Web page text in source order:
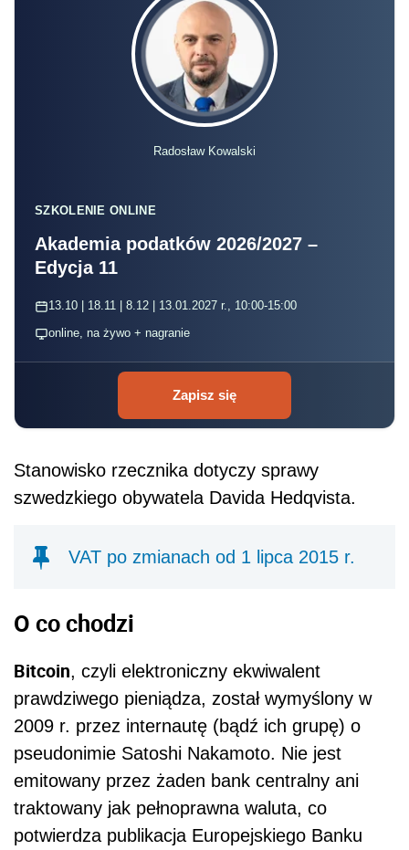
Radosław Kowalski
SZKOLENIE ONLINE
Akademia podatków 2026/2027 –
Edycja 11
13.10 | 18.11 | 8.12 | 13.01.2027 r., 10:00-15:00
online, na żywo + nagranie
Zapisz się
Stanowisko rzecznika dotyczy sprawy
szwedzkiego obywatela Davida Hedqvista.
VAT po zmianach od 1 lipca 2015 r.
O co chodzi
Bitcoin, czyli elektroniczny ekwiwalent
prawdziwego pieniądza, został wymyślony w
2009 r. przez internautę (bądź ich grupę) o
pseudonimie Satoshi Nakamoto. Nie jest
emitowany przez żaden bank centralny ani
traktowany jak pełnoprawna waluta, co
potwierdza publikacja Europejskiego Banku